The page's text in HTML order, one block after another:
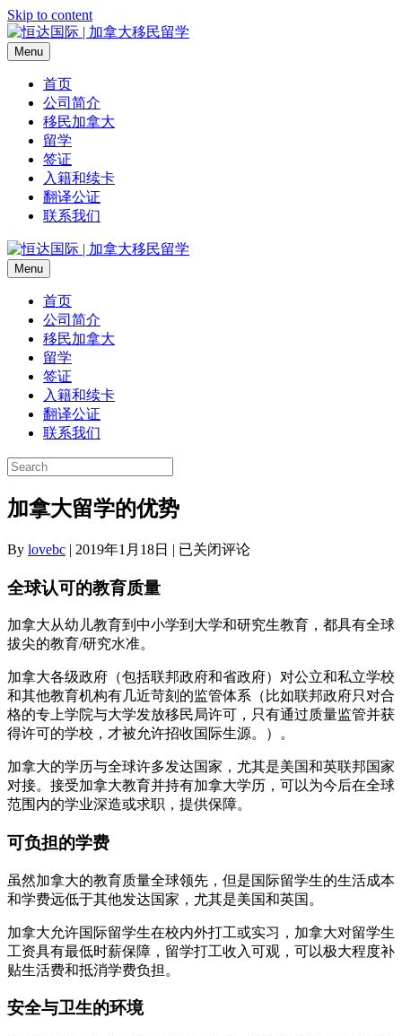
Skip to content
Menu
首页
公司简介
移民加拿大
留学
签证
入籍和续卡
翻译公证
联系我们
Menu
首页
公司简介
移民加拿大
留学
签证
入籍和续卡
翻译公证
联系我们
加拿大留学的优势
By lovebc | 2019年1月18日 | 加
学
势
已关闭评论
全球认可的教育质量
加拿大从幼儿教育到中小学到大学和研究生教育，都具有全球
拔尖的教育/研究水准。
加拿大各级政府（包括联邦政府和省政府）对公立和私立学校
和其他教育机构有几近苛刻的监管体系（比如联邦政府只对合
格的专上学院与大学发放移民局许可，只有通过质量监管并获
得许可的学校，才被允许招收国际生源。）。
加拿大的学历与全球许多发达国家，尤其是美国和英联邦国家
对接。接受加拿大教育并持有加拿大学历，可以为今后在全球
范围内的学业深造或求职，提供保障。
可负担的学费
虽然加拿大的教育质量全球领先，但是国际留学生的生活成本
和学费远低于其他发达国家，尤其是美国和英国。
加拿大允许国际留学生在校内外打工或实习，加拿大对留学生
工资具有最低时薪保障，留学打工收入可观，可以极大程度补
贴生活费和抵消学费负担。
安全与卫生的环境